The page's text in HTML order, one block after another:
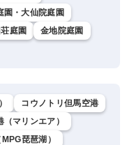
園・大仙院庭園
庭園
金地院庭園
コウノトリ但馬空港
（マリンエア）
琵琶湖）